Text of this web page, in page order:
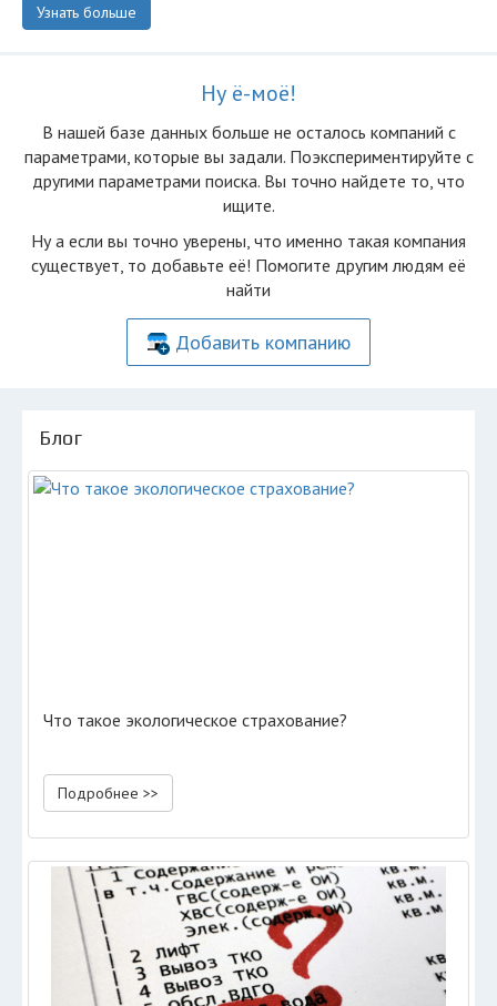
Узнать больше
Ну ё-моё!
В нашей базе данных больше не осталоcь компаний с
параметрами, которые вы задали. Поэкспериментируйте с
другими параметрами поиска. Вы точно найдете то, что
ищите.
Ну а если вы точно уверены, что именно такая компания
существует, то добавьте её! Помогите другим людям её
найти
Добавить компанию
Блог
Что такое экологическое страхование?
Подробнее >>